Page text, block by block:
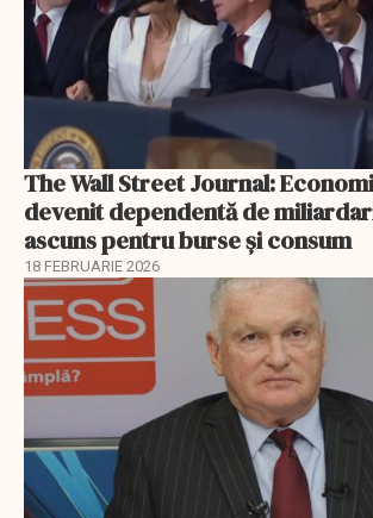
The Wall Street Journal:
devenit dependentă de
ascuns pentru burse și consum
18 FEBRUARIE 2026
EXCLUSIV